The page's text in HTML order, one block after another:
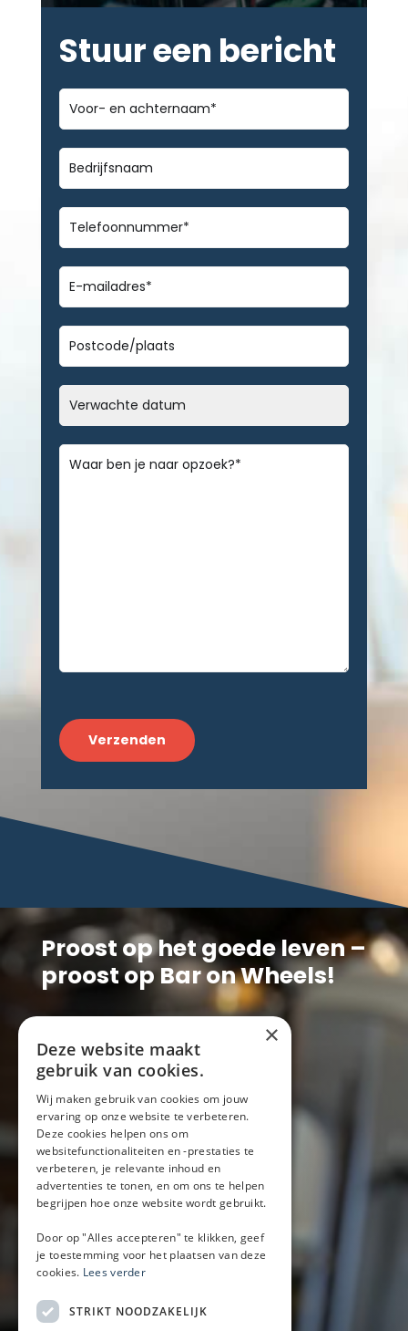
Stuur een bericht
Voor-
en
achternaam*
Bedrijfsnaam
Telefoonnummer*
E-
mailadres*
Geen
titel
Datum
MM
DD
Bericht*
Proost op het goede leven –
proost op Bar on Wheels!
Bar on wheels
Pieter Goedkoopweg 16
2031 EL Haarlem
+31 (0)6-52335844
info@baronwheels.nl
Contact
×
Deze website maakt
gebruik van cookies.
Wij maken gebruik van cookies om jouw
ervaring op onze website te verbeteren.
Deze cookies helpen ons om
websitefunctionaliteiten en -prestaties te
verbeteren, je relevante inhoud en
advertenties te tonen, en om ons te helpen
begrijpen hoe onze website wordt gebruikt.
Door op "Alles accepteren" te klikken, geef
je toestemming voor het plaatsen van deze
cookies. Lees verder
STRIKT NOODZAKELIJK